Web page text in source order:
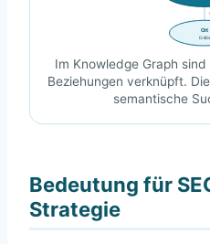
Ort
Entität
Im Knowledge Graph
Beziehungen verknüpft.
semantische
Bedeutung für
Strategie